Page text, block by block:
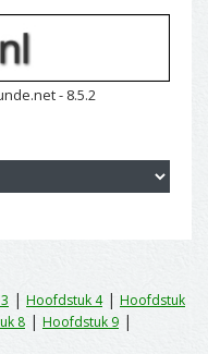
- 8.5.2
| Hoofdstuk 4| Hoofdstuk
8 | Hoofdstuk 9 |